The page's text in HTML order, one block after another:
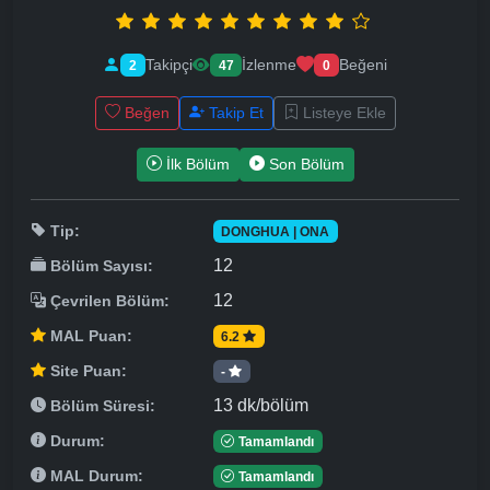
2 Takipçi 47 İzlenme 0 Beğeni
Beğen Takip Et Listeye Ekle
İlk Bölüm Son Bölüm
Tip: DONGHUA | ONA
Bölüm Sayısı: 12
Çevrilen Bölüm: 12
MAL Puan: 6.2
Site Puan: -
Bölüm Süresi: 13 dk/bölüm
Durum: Tamamlandı
MAL Durum: Tamamlandı